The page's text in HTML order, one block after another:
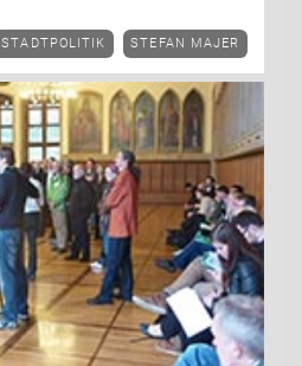
STADTPOLITIK STEFAN MAJER